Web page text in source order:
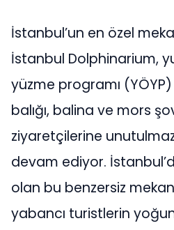
İstanbul’un en özel
İstanbul Dolphinarium,
yüzme programı
balığı, balina ve mors
ziyaretçilerine
devam ediyor.
olan bu benzersiz
yabancı turistlerin